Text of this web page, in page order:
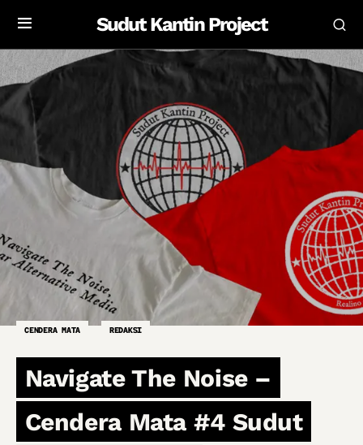
Sudut Kantin Project
CENDERA MATA REDAKSI
Navigate The Noise –
Cendera Mata #4 Sudut